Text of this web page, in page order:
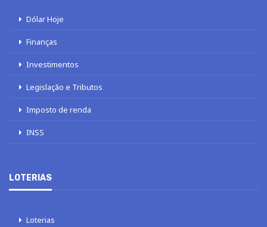
Dólar Hoje
Finanças
Investimentos
Legislação e Tributos
Imposto de renda
INSS
LOTERIAS
Loterias